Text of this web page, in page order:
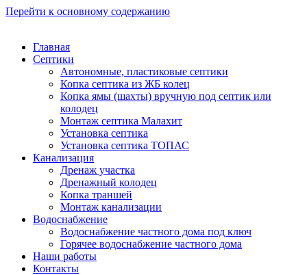
Перейти к основному содержанию
Главная
Септики
Автономные, пластиковые септики
Копка септика из ЖБ колец
Копка ямы (шахты) вручную под септик или
колодец
Монтаж септика Малахит
Установка септика
Установка септика ТОПАС
Канализация
Дренаж участка
Дренажный колодец
Копка траншей
Монтаж канализации
Водоснабжение
Водоснабжение частного дома под ключ
Горячее водоснабжение частного дома
Наши работы
Контакты